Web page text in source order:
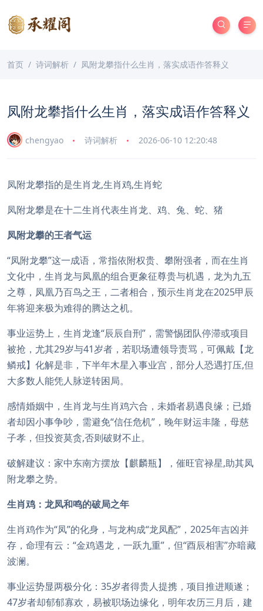
首页 诗词解析 凤附龙攀指什么生肖，落实成语作答释义
凤附龙攀指什么生肖，落实成语作答释义
chengyao 诗词解析 2026-06-10 12:20:48
凤附龙攀指的是生肖龙,生肖鸡,生肖蛇
凤附龙攀是在十二生肖代表生肖龙、鸡、兔、蛇、猪
凤附龙攀的王者气运
“凤附龙攀”这一成语，常指依附权贵、攀附强者，而在生肖
文化中，生肖龙与凤凰的组合更象征尊贵与机遇，龙为九五
之尊，凤凰乃百鸟之王，二者相合，预示生肖龙在2025甲辰
年将迎来极为难得的腾达之机。
事业运势上，生肖龙逢“辰辰自刑”，需警惕团队停滞或项目
被抢，尤其29岁与41岁者，若职场遭领导责骂，可佩戴【龙
鳞戒】化解是非，下半年木星入事业宫，部分人恐遇打压,但
大多数人能凭人脉逆转困局。
感情婚姻中，生肖龙与生肖鸡六合，未婚者易遇良缘；已婚
者却因小事争吵，需避免“信任危机”，晚年财运丰隆，母慈
子孝，但投资莫贪,否则破财不止。
破解建议：家中东南方摆放【麒麟瓶】，催旺官禄星,助其凤
附龙攀之势。
生肖鸡：龙凤和鸣的破局之年
生肖鸡作为“凤”的化身，与龙构成“龙凤配”，2025年吉凶并
存，命理有云：“金鸡遇龙，一跃九重”，但“酉辰相害”亦暗藏
波澜。
事业运势显两极分化：35岁者得贵人提携，项目推进顺遂；
47岁者却郁郁寡欢，易被职场边缘化，明年农历三月后，建